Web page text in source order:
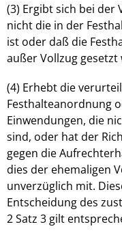
(3) Ergibt sich bei der
nicht die in der
ist oder daß die
außer Vollzug
(4) Erhebt die
Festhalteanordnung
Einwendungen, die
sind, oder hat der
gegen die
dies der ehemaligen
unverzüglich mit.
Entscheidung des
2 Satz 3 gilt